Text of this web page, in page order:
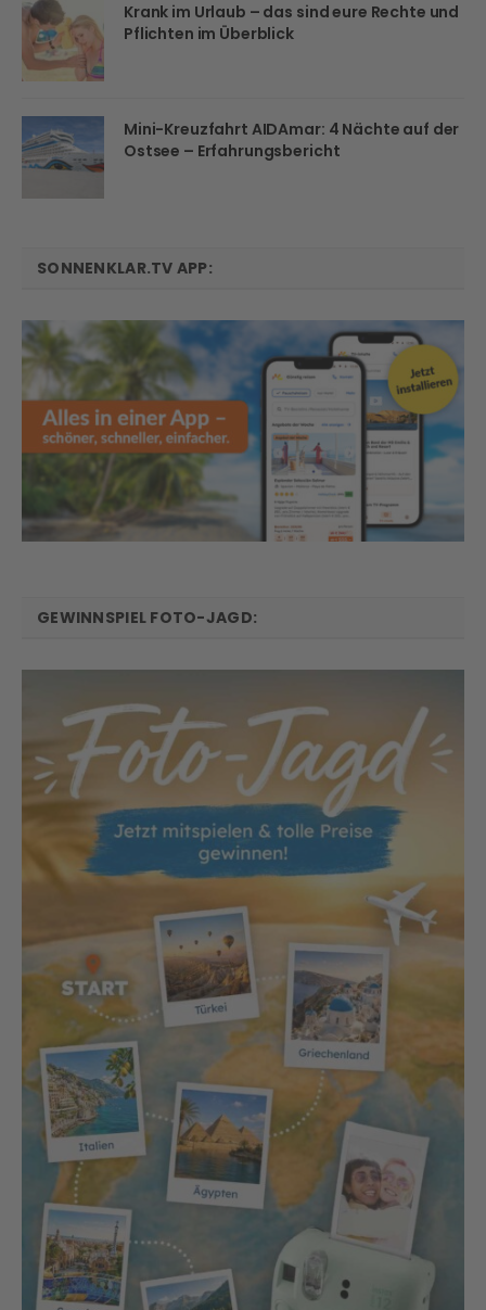
Krank im Urlaub – das sind eure Rechte und
Pflichten im Überblick
Mini-Kreuzfahrt AIDAmar: 4 Nächte auf der
Ostsee – Erfahrungsbericht
SONNENKLAR.TV APP:
GEWINNSPIEL FOTO-JAGD: